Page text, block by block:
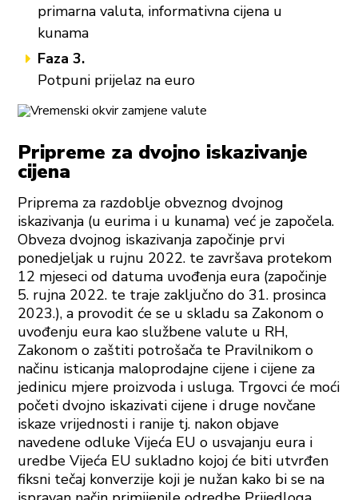
primarna valuta, informativna cijena u
kunama
Faza 3.
Potpuni prijelaz na euro
Pripreme za dvojno iskazivanje
cijena
Priprema za razdoblje obveznog dvojnog
iskazivanja (u eurima i u kunama) već je započela.
Obveza dvojnog iskazivanja započinje prvi
ponedjeljak u rujnu 2022. te završava protekom
12 mjeseci od datuma uvođenja eura (započinje
5. rujna 2022. te traje zaključno do 31. prosinca
2023.), a provodit će se u skladu sa Zakonom o
uvođenju eura kao službene valute u RH,
Zakonom o zaštiti potrošača te Pravilnikom o
načinu isticanja maloprodajne cijene i cijene za
jedinicu mjere proizvoda i usluga. Trgovci će moći
početi dvojno iskazivati cijene i druge novčane
iskaze vrijednosti i ranije tj. nakon objave
navedene odluke Vijeća EU o usvajanju eura i
uredbe Vijeća EU sukladno kojoj će biti utvrđen
fiksni tečaj konverzije koji je nužan kako bi se na